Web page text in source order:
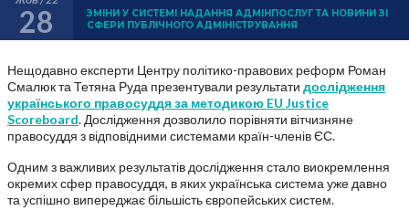
28
ЗМІНИ У СИСТЕМІ НАДАННЯ АДМІНПОСЛУГ ТА НОВИНИ ЗІ
СФЕРИ ПУБЛІЧНОГО АДМІНІСТРУВАННЯ
Нещодавно експерти Центру політико-правових реформ Роман
Смалюк та Тетяна Руда презентували результати дослідження
українського правосуддя за методикою EU Justice
Scoreboard. Дослідження дозволило порівняти вітчизняне
правосуддя з відповідними системами країн-членів ЄС.
Одним з важливих результатів дослідження стало виокремлення
окремих сфер правосуддя, в яких українська система уже давно
та успішно випереджає більшість європейських систем.